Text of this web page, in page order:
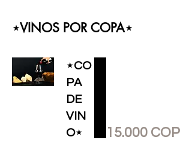
⋆VINOS POR COPA⋆
⋆CO
PA
DE
VIN
O⋆
15.000 COP